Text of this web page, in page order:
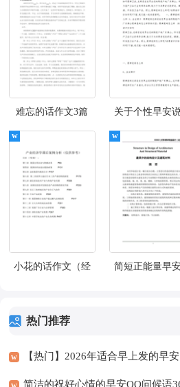
难忘的话作文3篇
【经典】
关于个性早安
大全（通用145
小花的话作文（经
简短正能量早
热门推荐
w 【热门】2026年适合早上发的早
42条
w 简洁的祝好心情的早安QQ问候语